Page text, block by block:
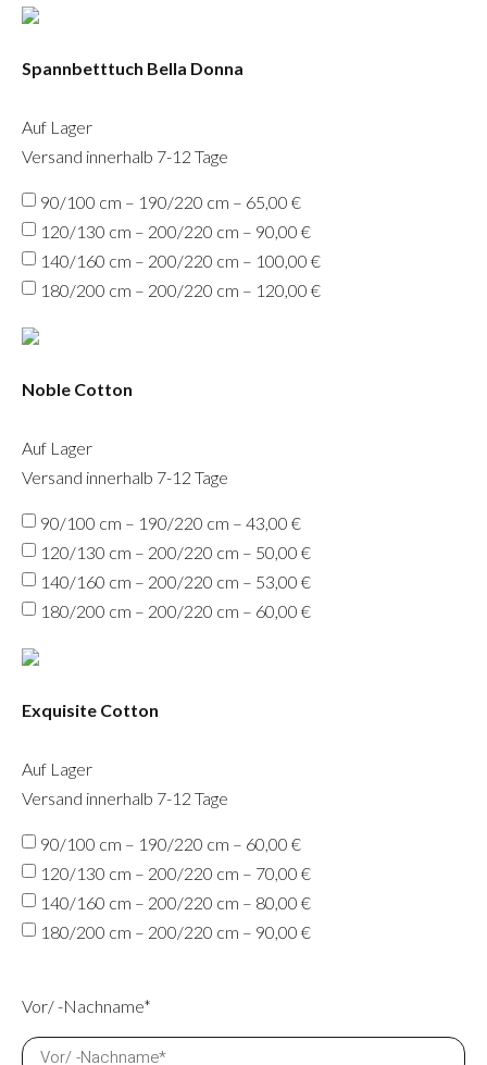
Spannbetttuch Bella Donna
Auf Lager
Versand innerhalb 7-12 Tage
90/100 cm – 190/220 cm – 65,00 €
120/130 cm – 200/220 cm – 90,00 €
140/160 cm – 200/220 cm – 100,00 €
180/200 cm – 200/220 cm – 120,00 €
Noble Cotton
Auf Lager
Versand innerhalb 7-12 Tage
90/100 cm – 190/220 cm – 43,00 €
120/130 cm – 200/220 cm – 50,00 €
140/160 cm – 200/220 cm – 53,00 €
180/200 cm – 200/220 cm – 60,00 €
Exquisite Cotton
Auf Lager
Versand innerhalb 7-12 Tage
90/100 cm – 190/220 cm – 60,00 €
120/130 cm – 200/220 cm – 70,00 €
140/160 cm – 200/220 cm – 80,00 €
180/200 cm – 200/220 cm – 90,00 €
Vor/ -Nachname*